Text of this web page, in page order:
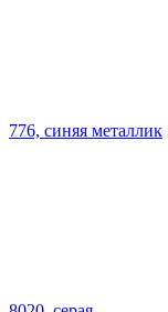
776, синяя металлик